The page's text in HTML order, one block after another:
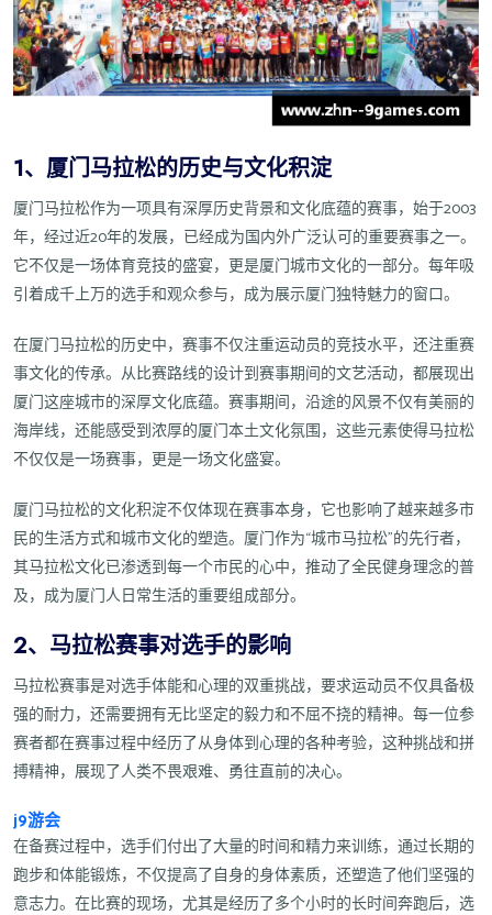
1、厦门马拉松的历史与文化积淀
厦门马拉松作为一项具有深厚历史背景和文化底蕴的赛事，始于2003
年，经过近20年的发展，已经成为国内外广泛认可的重要赛事之一。
它不仅是一场体育竞技的盛宴，更是厦门城市文化的一部分。每年吸
引着成千上万的选手和观众参与，成为展示厦门独特魅力的窗口。
在厦门马拉松的历史中，赛事不仅注重运动员的竞技水平，还注重赛
事文化的传承。从比赛路线的设计到赛事期间的文艺活动，都展现出
厦门这座城市的深厚文化底蕴。赛事期间，沿途的风景不仅有美丽的
海岸线，还能感受到浓厚的厦门本土文化氛围，这些元素使得马拉松
不仅仅是一场赛事，更是一场文化盛宴。
厦门马拉松的文化积淀不仅体现在赛事本身，它也影响了越来越多市
民的生活方式和城市文化的塑造。厦门作为“城市马拉松”的先行者，
其马拉松文化已渗透到每一个市民的心中，推动了全民健身理念的普
及，成为厦门人日常生活的重要组成部分。
2、马拉松赛事对选手的影响
马拉松赛事是对选手体能和心理的双重挑战，要求运动员不仅具备极
强的耐力，还需要拥有无比坚定的毅力和不屈不挠的精神。每一位参
赛者都在赛事过程中经历了从身体到心理的各种考验，这种挑战和拼
搏精神，展现了人类不畏艰难、勇往直前的决心。
j9游会
在备赛过程中，选手们付出了大量的时间和精力来训练，通过长期的
跑步和体能锻炼，不仅提高了自身的身体素质，还塑造了他们坚强的
意志力。在比赛的现场，尤其是经历了多个小时的长时间奔跑后，选